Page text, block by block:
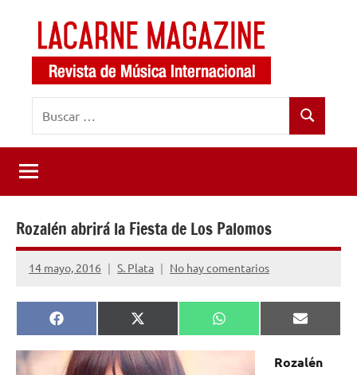
contenido
LaCarne
Magazine
de
música
internacional
Buscar
Rozalén abrirá la Fiesta de Los Palomos
14 mayo, 2016 S. Plata No hay comentarios
Compartir
en
Facebook
Compartir
en
X
(Twitter)
Compartir
en
WhatsApp
en
Email
Rozalén